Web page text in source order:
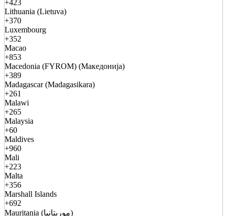
+423
Lithuania (Lietuva)
+370
Luxembourg
+352
Macao
+853
Macedonia (FYROM) (Македонија)
+389
Madagascar (Madagasikara)
+261
Malawi
+265
Malaysia
+60
Maldives
+960
Mali
+223
Malta
+356
Marshall Islands
+692
Mauritania (موريتانيا)